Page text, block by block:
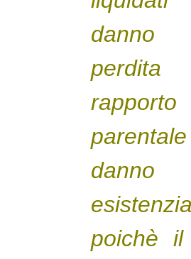
rapporto
danno
poichè il